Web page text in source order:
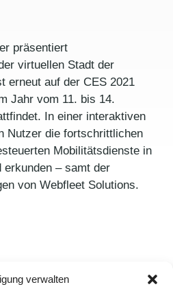
verwalten
präsentiert
virtuellen Stadt der
erneut auf der CES 2021
Jahr vom 11. bis 14.
In einer interaktiven
Nutzer die fortschrittlichen
Mobilitätsdienste in
erkunden – samt der
von Webfleet Solutions.